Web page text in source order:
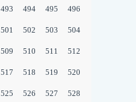
493 494 495 496
501 502 503 504
509 510 511 512
517 518 519 520
525 526 527 528